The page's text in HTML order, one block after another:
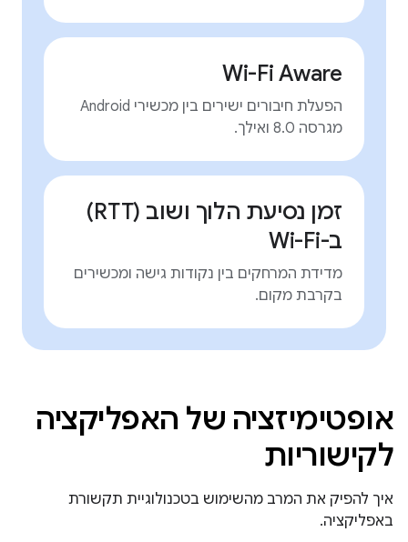
Wi-Fi Aware
הפעלת חיבורים ישירים בין מכשירי Android
מגרסה 8.0 ואילך.
זמן נסיעת הלוך ושוב (RTT)
ב-Wi-Fi
מדידת המרחקים בין נקודות גישה ומכשירים
בקרבת מקום.
אופטימיזציה של האפליקציה
לקישוריות
איך להפיק את המרב מהשימוש בטכנולוגיית תקשורת
באפליקציה.